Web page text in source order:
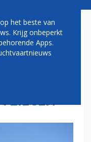
het beste van
Krijg onbeperkt
Apps.